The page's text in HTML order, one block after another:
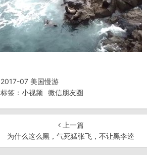
2017-07 美国慢游
标签： 小视频 微信朋友圈
上一篇
为什么这么黑，气死猛张飞，不让黑李逵